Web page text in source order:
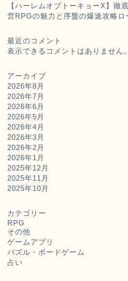
【ハーレムオブトーキョーX】徹
営RPGの魅力と序盤の爆速攻略ロ
最近のコメント
表示できるコメントはありません。
アーカイブ
2026年8月
2026年7月
2026年6月
2026年5月
2026年4月
2026年3月
2026年2月
2026年1月
2025年12月
2025年11月
2025年10月
カテゴリー
RPG
その他
ゲームアプリ
パズル・ボードゲーム
占い